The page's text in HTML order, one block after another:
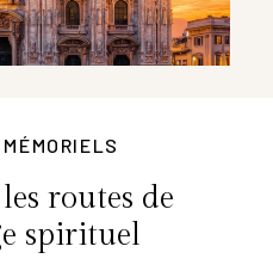
routes de
spirituel